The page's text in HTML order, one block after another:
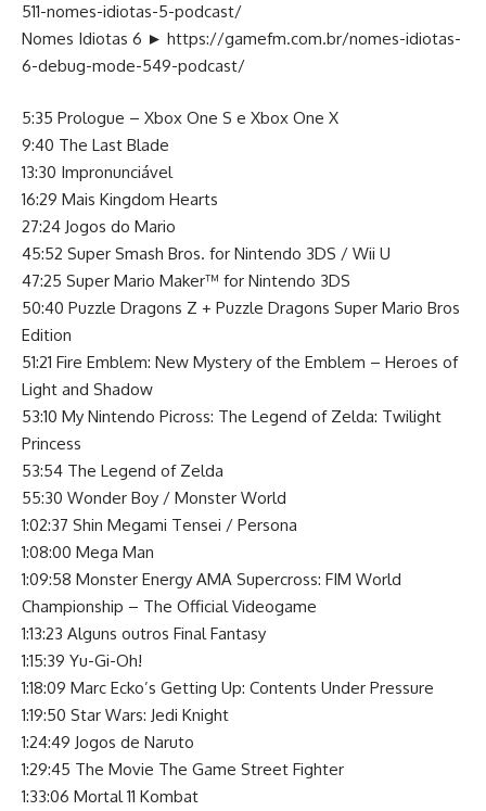
511-nomes-idiotas-5-podcast/
Nomes Idiotas 6 ► https://gamefm.com.br/nomes-idiotas-
6-debug-mode-549-podcast/
5:35 Prologue – Xbox One S e Xbox One X
9:40 The Last Blade
13:30 Impronunciável
16:29 Mais Kingdom Hearts
27:24 Jogos do Mario
45:52 Super Smash Bros. for Nintendo 3DS / Wii U
47:25 Super Mario Maker™ for Nintendo 3DS
50:40 Puzzle Dragons Z + Puzzle Dragons Super Mario Bros
Edition
51:21 Fire Emblem: New Mystery of the Emblem – Heroes of
Light and Shadow
53:10 My Nintendo Picross: The Legend of Zelda: Twilight
Princess
53:54 The Legend of Zelda
55:30 Wonder Boy / Monster World
1:02:37 Shin Megami Tensei / Persona
1:08:00 Mega Man
1:09:58 Monster Energy AMA Supercross: FIM World
Championship – The Official Videogame
1:13:23 Alguns outros Final Fantasy
1:15:39 Yu-Gi-Oh!
1:18:09 Marc Ecko’s Getting Up: Contents Under Pressure
1:19:50 Star Wars: Jedi Knight
1:24:49 Jogos de Naruto
1:29:45 The Movie The Game Street Fighter
1:33:06 Mortal 11 Kombat